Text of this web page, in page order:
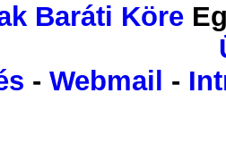
Baráti Köre
- Webmail -